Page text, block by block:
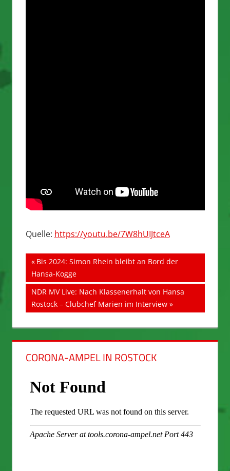
Quelle: https://youtu.be/7W8hUIJtceA
Beitragsnavigation
Vorheriger
Beitrag:
Bis 2024: Simon Rhein bleibt an Bord der
Hansa-Kogge
Nächster
Beitrag:
NDR MV Live: Nach Klassenerhalt von Hansa
Rostock – Clubchef Marien im Interview
CORONA-AMPEL IN ROSTOCK